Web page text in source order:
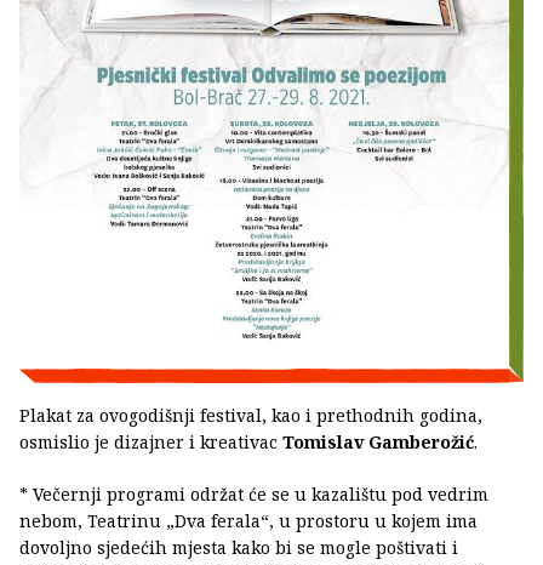
Plakat za ovogodišnji festival, kao i prethodnih godina,
osmislio je dizajner i kreativac Tomislav Gamberožić.
* Večernji programi održat će se u kazalištu pod vedrim
nebom, Teatrinu „Dva ferala“, u prostoru u kojem ima
dovoljno sjedećih mjesta kako bi se mogle poštivati i